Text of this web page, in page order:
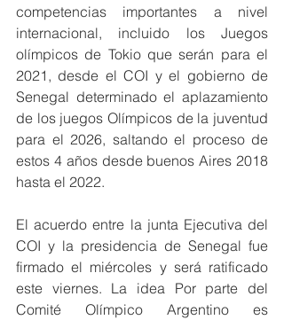
competencias importantes a nivel
internacional, incluido los Juegos
olímpicos de Tokio que serán para el
2021, desde el COI y el gobierno de
Senegal determinado el aplazamiento
de los juegos Olímpicos de la juventud
para el 2026, saltando el proceso de
estos 4 años desde buenos Aires 2018
hasta el 2022.
El acuerdo entre la junta Ejecutiva del
COI y la presidencia de Senegal fue
firmado el miércoles y será ratificado
este viernes. La idea Por parte del
Comité Olímpico Argentino es